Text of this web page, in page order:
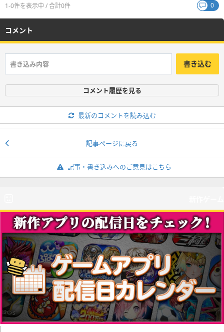
1-0件を表示中 / 合計0件 0
コメント
書き込む
コメント履歴を見る
最新のコメントを読み込む
記事ページに戻る
記事・書き込みへのご意見はこちら